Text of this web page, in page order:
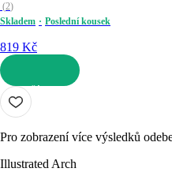
(2)
Skladem
Poslední kousek
819 Kč
DO KOŠÍKU
Pro zobrazení více výsledků
Illustrated Arch